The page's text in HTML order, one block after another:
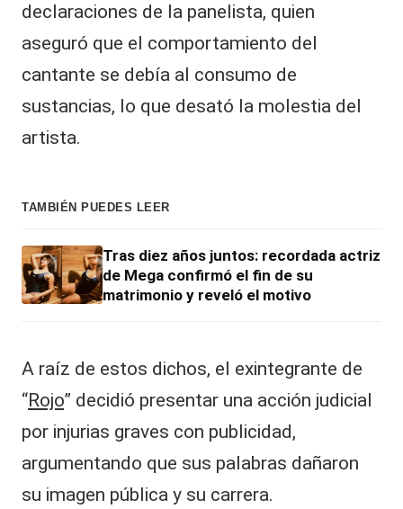
declaraciones de la panelista, quien
aseguró que el comportamiento del
cantante se debía al consumo de
sustancias, lo que desató la molestia del
artista.
TAMBIÉN PUEDES LEER
Tras diez años juntos: recordada actriz
de Mega confirmó el fin de su
matrimonio y reveló el motivo
A raíz de estos dichos, el exintegrante de
“Rojo” decidió presentar una acción judicial
por injurias graves con publicidad,
argumentando que sus palabras dañaron
su imagen pública y su carrera.